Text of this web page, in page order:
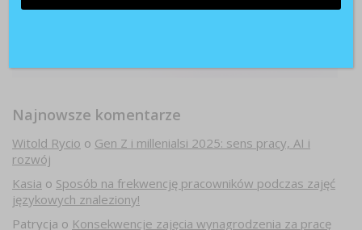
Najnowsze komentarze
Witold Rycio o Gen Z i millenialsi 2025: sens pracy, AI i
rozwój
Kasia o Sposób na frekwencję pracowników podczas zajęć
językowych znaleziony!
Patrycja o Konsekwencje zajęcia wynagrodzenia za pracę